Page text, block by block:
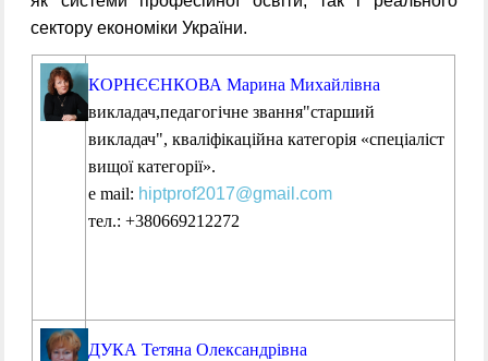
сектору економіки України.
КОРНЄЄНКОВА Марина Михайлівна
викладач,педагогічне звання"старший
викладач", кваліфікаційна категорія «спеціаліст
вищої категорії».
е mail: hiptprof2017@gmail.com
тел.: +380669212272
ДУКА Тетяна Олександрівна